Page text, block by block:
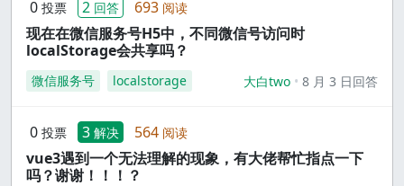
0 投票 2 回答 693 阅读
现在在微信服务号H5中，不同微信号访问时
localStorage会共享吗？
微信服务号 localstorage 大白two 8 月 3 日回答
0 投票 3 解决 564 阅读
vue3遇到一个无法理解的现象，有大佬帮忙指点一下
吗？谢谢！！！？